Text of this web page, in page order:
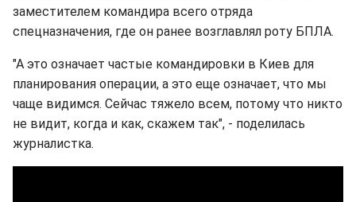
заместителем командира всего отряда
спецназначения, где он ранее возглавлял роту БПЛА.
"А это означает частые командировки в Киев для
планирования операции, а это еще означает, что мы
чаще видимся. Сейчас тяжело всем, потому что никто
не видит, когда и как, скажем так", - поделилась
журналистка.